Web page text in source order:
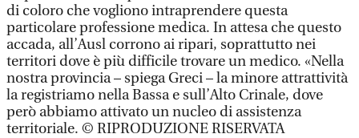
di coloro che vogliono intraprendere questa
particolare professione medica. In attesa che questo
accada, all’Ausl corrono ai ripari, soprattutto nei
territori dove è più difficile trovare un medico. «Nella
nostra provincia – spiega Greci – la minore attrattività
la registriamo nella Bassa e sull’Alto Crinale, dove
però abbiamo attivato un nucleo di assistenza
territoriale. © RIPRODUZIONE RISERVATA